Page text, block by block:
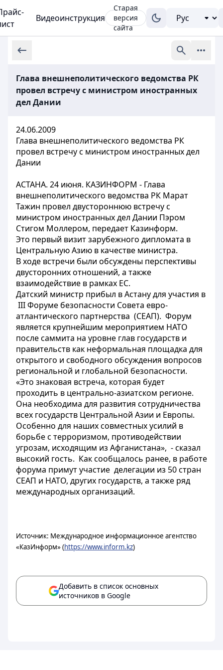
Видеоинструкция
Старая
версия
сайта
Глава внешнеполитического ведомства РК
провел встречу с министром иностранных
дел Дании
24.06.2009
Глава внешнеполитического ведомства РК
провел встречу с министром иностранных дел
Дании
АСТАНА. 24 июня. КАЗИНФОРМ - Глава
внешнеполитического ведомства РК Марат
Тажин провел двустороннюю встречу с
министром иностранных дел Дании Пэром
Стигом Моллером, передает Казинформ.
Это первый визит зарубежного дипломата в
Центральную Азию в качестве министра.
В ходе встречи были обсуждены перспективы
двусторонних отношений, а также
взаимодействие в рамках ЕС.
Датский министр прибыл в Астану для участия в
III Форуме безопасности Совета евро-
атлантического партнерства (СЕАП). Форум
является крупнейшим мероприятием НАТО
после саммита на уровне глав государств и
правительств как неформальная площадка для
открытого и свободного обсуждения вопросов
региональной и глобальной безопасности.
«Это знаковая встреча, которая будет
проходить в центрально-азиатском регионе.
Она необходима для развития сотрудничества
всех государств Центральной Азии и Европы.
Особенно для наших совместных усилий в
борьбе с терроризмом, противодействии
угрозам, исходящим из Афганистана», - сказал
высокий гость. Как сообщалось ранее, в работе
форума примут участие делегации из 50 стран
СЕАП и НАТО, других государств, а также ряд
международных организаций.
Источник: Международное информационное агентство
«КазИнформ» (https://www.inform.kz)
Добавить в список основных
источников в Google